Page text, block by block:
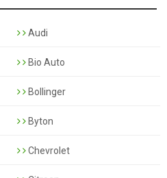
Audi
Bio Auto
Bollinger
Byton
Chevrolet